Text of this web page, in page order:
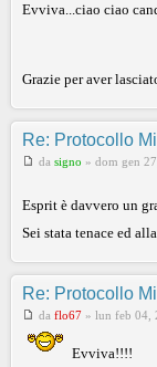
Evviva...ciao ciao
Grazie per aver
Re: Protocollo
da signo » dom gen
Esprit è davvero un
Sei stata tenace ed
Re: Protocollo
da flo67 » lun feb 04,
Evviva!!!!